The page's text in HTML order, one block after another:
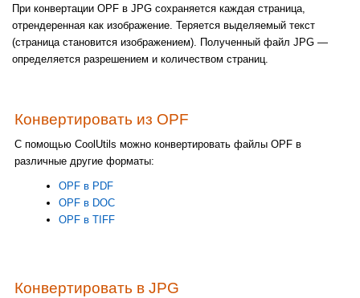
При конвертации OPF в JPG сохраняется каждая страница,
отрендеренная как изображение. Теряется выделяемый текст
(страница становится изображением). Полученный файл JPG —
определяется разрешением и количеством страниц.
Конвертировать из OPF
С помощью CoolUtils можно конвертировать файлы OPF в
различные другие форматы:
OPF в PDF
OPF в DOC
OPF в TIFF
Конвертировать в JPG